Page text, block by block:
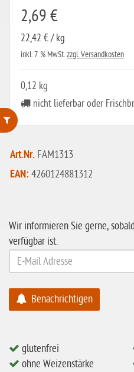
laktosefrei
ohne Soja
ohne Haselnüsse
Bio
vegan
ohne Mandeln
2,69 €
22,42 € / kg
inkl. 7 % MwSt.zzgl. Versandkosten
0,12 kg
nicht lieferbar oder
Art.Nr. FAM1313
EAN: 4260124881312
Wir informieren Sie gerne,
verfügbar ist.
Benachrichtigen
glutenfrei
ohne Weizenstärke